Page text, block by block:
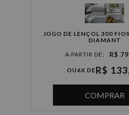
JOGO DE LENÇOL 300
DIAMANT
R$
OU 6X DER$
COMPRAR